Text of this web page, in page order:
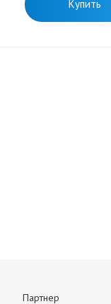
Купить
Партнер